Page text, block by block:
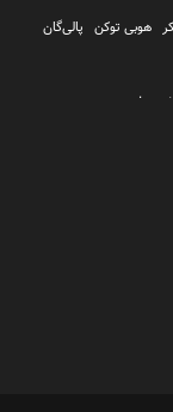
هوبی توکن پالی‌گان
پول